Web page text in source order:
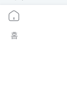
유럽 eSIM
아메리카 eSIM
홈